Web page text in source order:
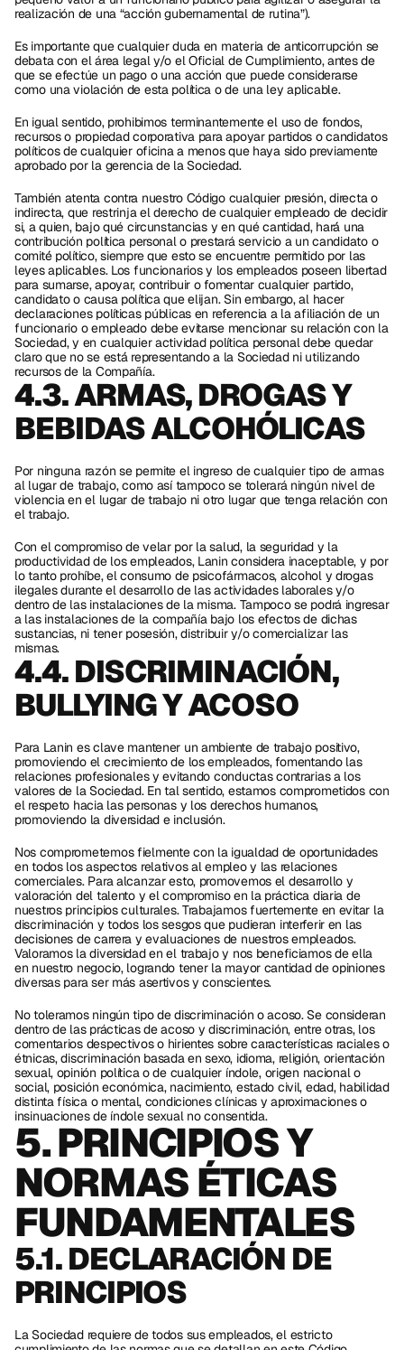
realización de una “acción gubernamental de rutina”).
Es importante que cualquier duda en materia de anticorrupción se
debata con el área legal y/o el Oficial de Cumplimiento, antes de
que se efectúe un pago o una acción que puede considerarse
como una violación de esta política o de una ley aplicable.
En igual sentido, prohibimos terminantemente el uso de fondos,
recursos o propiedad corporativa para apoyar partidos o candidatos
políticos de cualquier oficina a menos que haya sido previamente
aprobado por la gerencia de la Sociedad.
También atenta contra nuestro Código cualquier presión, directa o
indirecta, que restrinja el derecho de cualquier empleado de decidir
si, a quien, bajo qué circunstancias y en qué cantidad, hará́ una
contribución política personal o prestará servicio a un candidato o
comité́ político, siempre que esto se encuentre permitido por las
leyes aplicables. Los funcionarios y los empleados poseen libertad
para sumarse, apoyar, contribuir o fomentar cualquier partido,
candidato o causa política que elijan. Sin embargo, al hacer
declaraciones políticas públicas en referencia a la afiliación de un
funcionario o empleado debe evitarse mencionar su relación con la
Sociedad, y en cualquier actividad política personal debe quedar
claro que no se está́ representando a la Sociedad ni utilizando
recursos de la Compañía.
4.3. ARMAS, DROGAS Y
BEBIDAS ALCOHÓLICAS
Por ninguna razón se permite el ingreso de cualquier tipo de armas
al lugar de trabajo, como así tampoco se tolerará ningún nivel de
violencia en el lugar de trabajo ni otro lugar que tenga relación con
el trabajo.
Con el compromiso de velar por la salud, la seguridad y la
productividad de los empleados, Lanin considera inaceptable, y por
lo tanto prohíbe, el consumo de psicofármacos, alcohol y drogas
ilegales durante el desarrollo de las actividades laborales y/o
dentro de las instalaciones de la misma. Tampoco se podrá ingresar
a las instalaciones de la compañía bajo los efectos de dichas
sustancias, ni tener posesión, distribuir y/o comercializar las
mismas.
4.4. DISCRIMINACIÓN,
BULLYING Y ACOSO
Para Lanin es clave mantener un ambiente de trabajo positivo,
promoviendo el crecimiento de los empleados, fomentando las
relaciones profesionales y evitando conductas contrarias a los
valores de la Sociedad. En tal sentido, estamos comprometidos con
el respeto hacia las personas y los derechos humanos,
promoviendo la diversidad e inclusión.
Nos comprometemos fielmente con la igualdad de oportunidades
en todos los aspectos relativos al empleo y las relaciones
comerciales. Para alcanzar esto, promovemos el desarrollo y
valoración del talento y el compromiso en la práctica diaria de
nuestros principios culturales. Trabajamos fuertemente en evitar la
discriminación y todos los sesgos que pudieran interferir en las
decisiones de carrera y evaluaciones de nuestros empleados.
Valoramos la diversidad en el trabajo y nos beneficiamos de ella
en nuestro negocio, logrando tener la mayor cantidad de opiniones
diversas para ser más asertivos y conscientes.
No toleramos ningún tipo de discriminación o acoso. Se consideran
dentro de las prácticas de acoso y discriminación, entre otras, los
comentarios despectivos o hirientes sobre características raciales o
étnicas, discriminación basada en sexo, idioma, religión, orientación
sexual, opinión política o de cualquier índole, origen nacional o
social, posición económica, nacimiento, estado civil, edad, habilidad
distinta física o mental, condiciones clínicas y aproximaciones o
insinuaciones de índole sexual no consentida.
5. PRINCIPIOS Y
NORMAS ÉTICAS
FUNDAMENTALES
5.1. DECLARACIÓN DE
PRINCIPIOS
La Sociedad requiere de todos sus empleados, el estricto